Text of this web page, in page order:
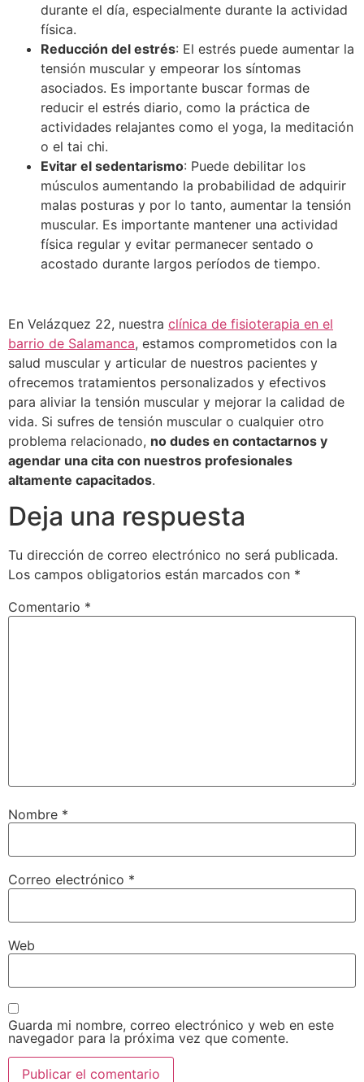
durante el día, especialmente durante la actividad
física.
Reducción del estrés: El estrés puede aumentar la
tensión muscular y empeorar los síntomas
asociados. Es importante buscar formas de
reducir el estrés diario, como la práctica de
actividades relajantes como el yoga, la meditación
o el tai chi.
Evitar el sedentarismo: Puede debilitar los
músculos aumentando la probabilidad de adquirir
malas posturas y por lo tanto, aumentar la tensión
muscular. Es importante mantener una actividad
física regular y evitar permanecer sentado o
acostado durante largos períodos de tiempo.
En Velázquez 22, nuestra clínica de fisioterapia en el
barrio de Salamanca, estamos comprometidos con la
salud muscular y articular de nuestros pacientes y
ofrecemos tratamientos personalizados y efectivos
para aliviar la tensión muscular y mejorar la calidad de
vida. Si sufres de tensión muscular o cualquier otro
problema relacionado, no dudes en contactarnos y
agendar una cita con nuestros profesionales
altamente capacitados.
Deja una respuesta
Tu dirección de correo electrónico no será publicada.
Los campos obligatorios están marcados con *
Comentario *
Nombre *
Correo electrónico *
Web
Guarda mi nombre, correo electrónico y web en este
navegador para la próxima vez que comente.